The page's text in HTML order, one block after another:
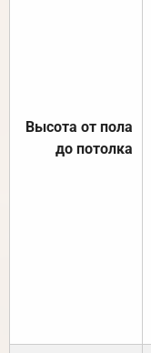
Высота от пола
до потолка